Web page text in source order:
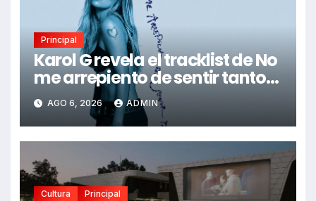
Principal
Karol G revela el tracklist de No
me arrepiento de sentir tanto:
Drake, Bruno Mars y más
estrellas se suman al álbum
AGO 6, 2026 ADMIN
Cultura Principal